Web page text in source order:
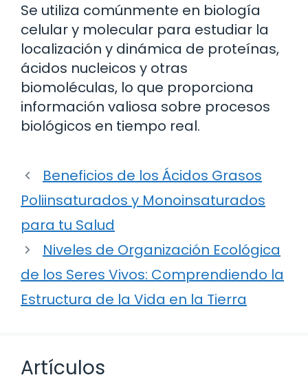
Se utiliza comúnmente en biología
celular y molecular para estudiar la
localización y dinámica de proteínas,
ácidos nucleicos y otras
biomoléculas, lo que proporciona
información valiosa sobre procesos
biológicos en tiempo real.
Beneficios de los Ácidos Grasos
Poliinsaturados y Monoinsaturados
para tu Salud
Niveles de Organización Ecológica
de los Seres Vivos: Comprendiendo la
Estructura de la Vida en la Tierra
Artículos